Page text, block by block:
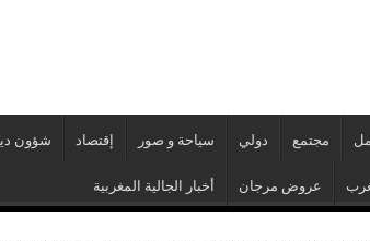
مجتمع دولي سياحة و صور إقتصاد شؤون
عروض مرجان أخبار الجالية المغربية